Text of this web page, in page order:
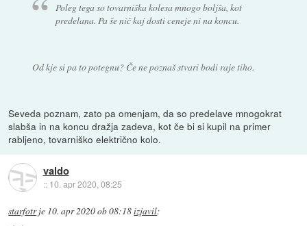
Poleg tega so tovarniška kolesa mnogo boljša, kot
predelana. Pa še nič kaj dosti ceneje ni na koncu.
Od kje si pa to potegnu? Če ne poznaš stvari bodi raje tiho.
Seveda poznam, zato pa omenjam, da so predelave mnogokrat
slabša in na koncu dražja zadeva, kot če bi si kupil na primer
rabljeno, tovarniško električno kolo.
valdo
:: 10. apr 2020, 08:25
starfotrje 10. apr 2020 ob 08:18izjavil: